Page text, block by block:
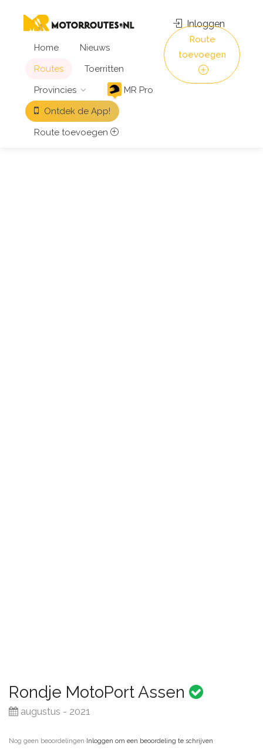
Home
Nieuws
Routes
Toerritten
Provincies
MR Pro
Ontdek de App!
Route toevoegen
Inloggen
Route
toevoegen
Rondje MotoPort Assen
augustus - 2021
Nog geen beoordelingen·Inloggen om een beoordeling te schrijven